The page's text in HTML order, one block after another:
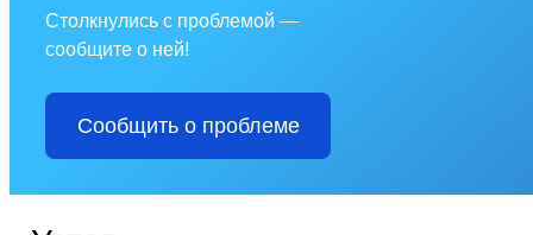
Столкнулись с проблемой —
сообщите о ней!
Сообщить о проблеме